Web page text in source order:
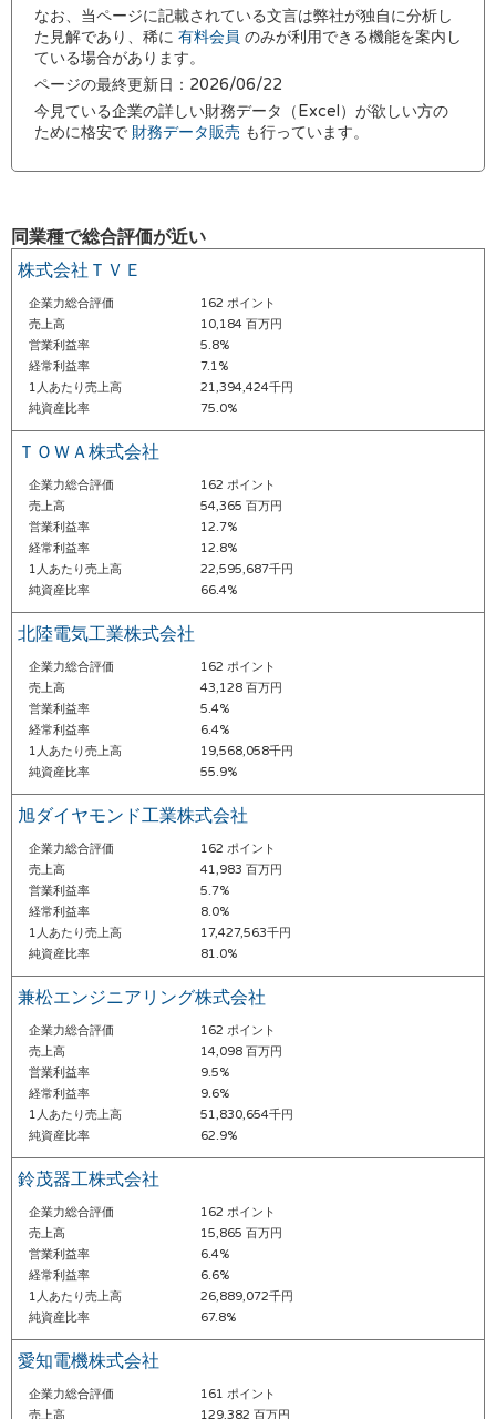
なお、当ページに記載されている文言は弊社が独自に分析し
た見解であり、稀に 有料会員 のみが利用できる機能を案内し
ている場合があります。
ページの最終更新日：2026/06/22
今見ている企業の詳しい財務データ（Excel）が欲しい方の
ために格安で 財務データ販売 も行っています。
同業種で総合評価が近い
株式会社ＴＶＥ
企業力総合評価
162 ポイント
売上高
10,184 百万円
営業利益率
5.8%
経常利益率
7.1%
1人あたり売上高
21,394,424千円
純資産比率
75.0%
ＴＯＷＡ株式会社
企業力総合評価
162 ポイント
売上高
54,365 百万円
営業利益率
12.7%
経常利益率
12.8%
1人あたり売上高
22,595,687千円
純資産比率
66.4%
北陸電気工業株式会社
企業力総合評価
162 ポイント
売上高
43,128 百万円
営業利益率
5.4%
経常利益率
6.4%
1人あたり売上高
19,568,058千円
純資産比率
55.9%
旭ダイヤモンド工業株式会社
企業力総合評価
162 ポイント
売上高
41,983 百万円
営業利益率
5.7%
経常利益率
8.0%
1人あたり売上高
17,427,563千円
純資産比率
81.0%
兼松エンジニアリング株式会社
企業力総合評価
162 ポイント
売上高
14,098 百万円
営業利益率
9.5%
経常利益率
9.6%
1人あたり売上高
51,830,654千円
純資産比率
62.9%
鈴茂器工株式会社
企業力総合評価
162 ポイント
売上高
15,865 百万円
営業利益率
6.4%
経常利益率
6.6%
1人あたり売上高
26,889,072千円
純資産比率
67.8%
愛知電機株式会社
企業力総合評価
161 ポイント
売上高
129,382 百万円